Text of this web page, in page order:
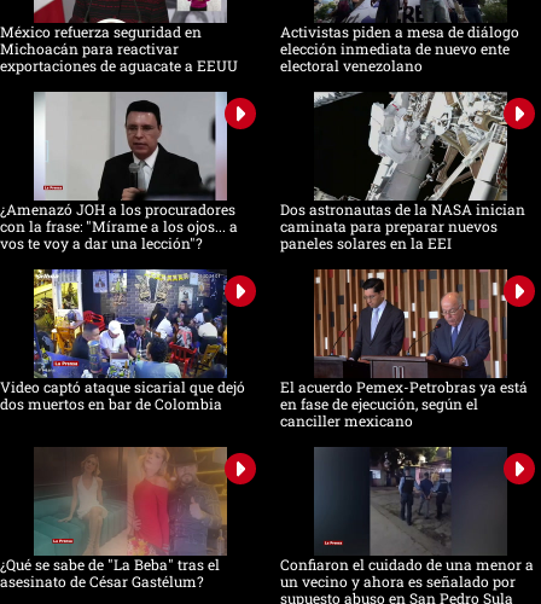
México refuerza seguridad en
Michoacán para reactivar
exportaciones de aguacate a EEUU
Activistas piden a mesa de diálogo
elección inmediata de nuevo ente
electoral venezolano
¿Amenazó JOH a los procuradores
con la frase: "Mírame a los ojos... a
vos te voy a dar una lección"?
Dos astronautas de la NASA inician
caminata para preparar nuevos
paneles solares en la EEI
Video captó ataque sicarial que dejó
dos muertos en bar de Colombia
El acuerdo Pemex-Petrobras ya está
en fase de ejecución, según el
canciller mexicano
¿Qué se sabe de "La Beba" tras el
asesinato de César Gastélum?
Confiaron el cuidado de una menor a
un vecino y ahora es señalado por
supuesto abuso en San Pedro Sula